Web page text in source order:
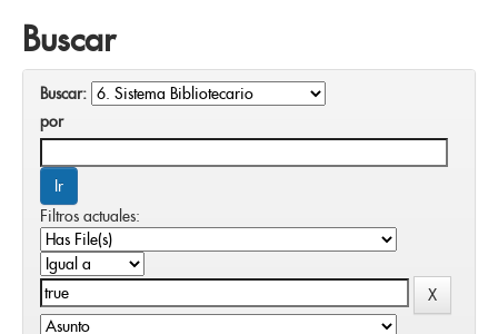
Buscar
Buscar:
por
Filtros actuales: